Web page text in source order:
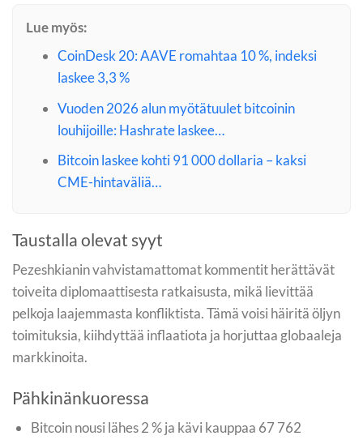
Lue myös:
CoinDesk 20: AAVE romahtaa 10 %, indeksi
laskee 3,3 %
Vuoden 2026 alun myötätuulet bitcoinin
louhijoille: Hashrate laskee…
Bitcoin laskee kohti 91 000 dollaria – kaksi
CME-hintaväliä…
Taustalla olevat syyt
Pezeshkianin vahvistamattomat kommentit herättävät
toiveita diplomaattisesta ratkaisusta, mikä lievittää
pelkoja laajemmasta konfliktista. Tämä voisi häiritä öljyn
toimituksia, kiihdyttää inflaatiota ja horjuttaa globaaleja
markkinoita.
Pähkinänkuoressa
Bitcoin nousi lähes 2 % ja kävi kauppaa 67 762